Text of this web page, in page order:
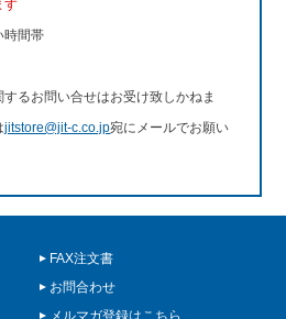
す
時間帯
るお問い合せはお受け致しかねま
jitstore@jit-c.co.jp宛にメールでお願い
FAX注文書
お問合わせ
メルマガ登録はこちら